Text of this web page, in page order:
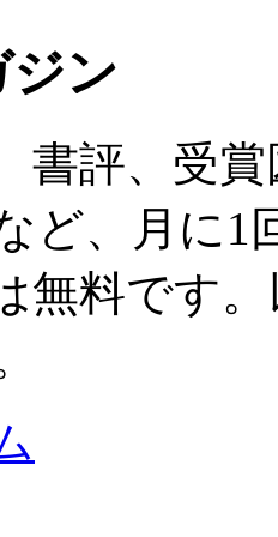
ジン
書評、受
ど、月に1
無料です